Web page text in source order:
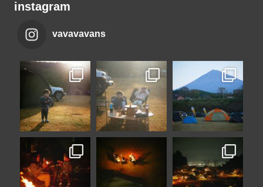
instagram
vavavavans